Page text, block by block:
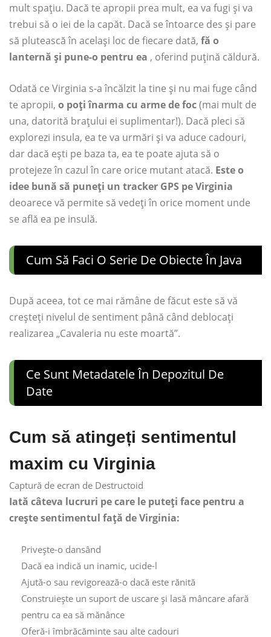
mult spațiu. Dacă te apropii prea mult, ea va fugi și va
trebui să o iei de la capăt. Dacă se întoarce des și pare
să plutească în același loc de fiecare dată, fă o
lanternă și pune-o pentru ea , oferind puțină căldură.
Odată ce Virginia s-a încălzit la tine și nu mai fuge când
te apropii, o poți înarma cu arme de foc(mai mult de
una, datorită brațului ei suplimentar!). Dacă pleci să
explorezi insula, ea te va urmări și va aduce cadouri,
dar dacă ești pe baza ta, ea te poate ajuta să o
protejeze în cazul în care orice mutant atacă. Este o
idee bună să puneți un tracker GPS pe Virginia
deoarece vă permite să vedeți în orice moment unde
se află ea pe insulă.
Cum Să Faci O Serie De Obiecte În Java
După aceea, tot ce mai rămâne de făcut este să vă
creșteți nivelul de sentiment până când deblocați
realizarea „Cavaleria nu este moartă”.
Ce Sunt Metadatele În Depozitul De
Date
Cum să atingeți sentimentul
maxim cu Virginia
Captură de ecran de Destructoid
Iată câteva lucruri pe care le puteți face pentru a
crește sentimentul față de Virginia:
Privește-o dansând
Dacă ea indică un inamic, ucide-l
Ajută-o sau revigorează-o dacă este rănită
Construiește un suport de uscare și lasă mâncare afară
pentru ca ea să mănânce
Oferă-i îmbrăcăminte sau alte cadouri